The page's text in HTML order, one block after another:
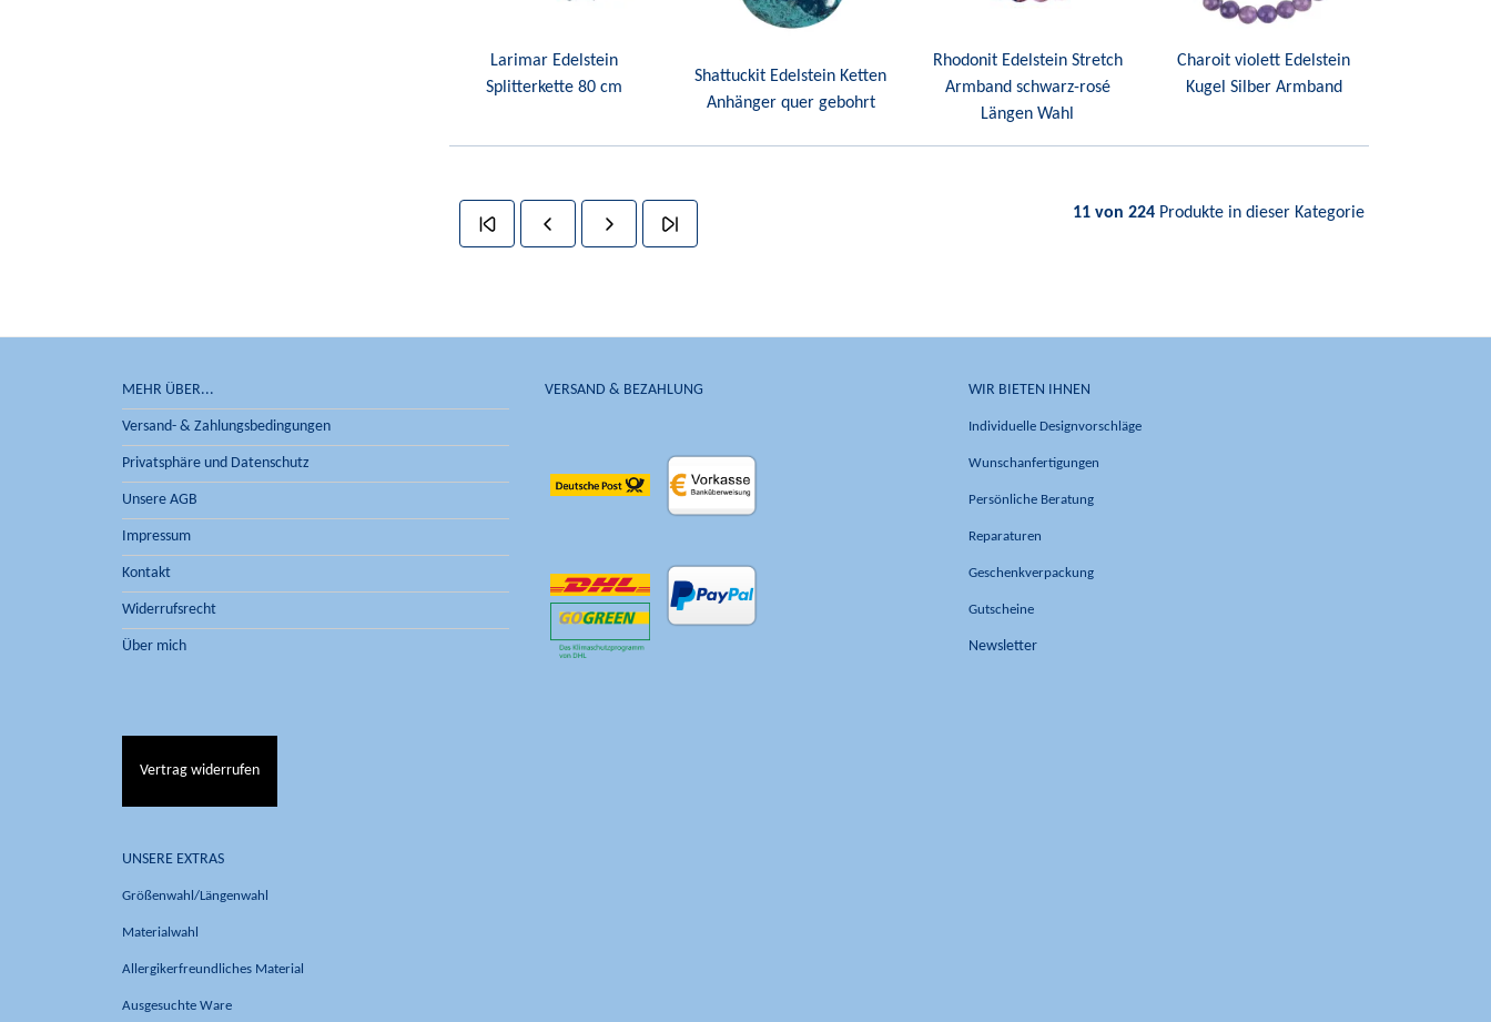
Larimar Edelstein
Splitterkette 80 cm
Shattuckit Edelstein Ketten
Anhänger quer gebohrt
Rhodonit Edelstein Stretch
Armband schwarz-rosé
Längen Wahl
Charoit violett Edelstein
Kugel Silber Armband
11 von 224 Produkte in dieser Kategorie
MEHR ÜBER...
Versand- & Zahlungsbedingungen
Privatsphäre und Datenschutz
Unsere AGB
Impressum
Kontakt
Widerrufsrecht
Über mich
Vertrag widerrufen
VERSAND & BEZAHLUNG WIR BIETEN IHNEN
Individuelle Designvorschläge
Wunschanfertigungen
Persönliche Beratung
Reparaturen
Geschenkverpackung
Gutscheine
Newsletter
UNSERE EXTRAS
Größenwahl/Längenwahl
Materialwahl
Allergikerfreundliches Material
Ausgesuchte Ware